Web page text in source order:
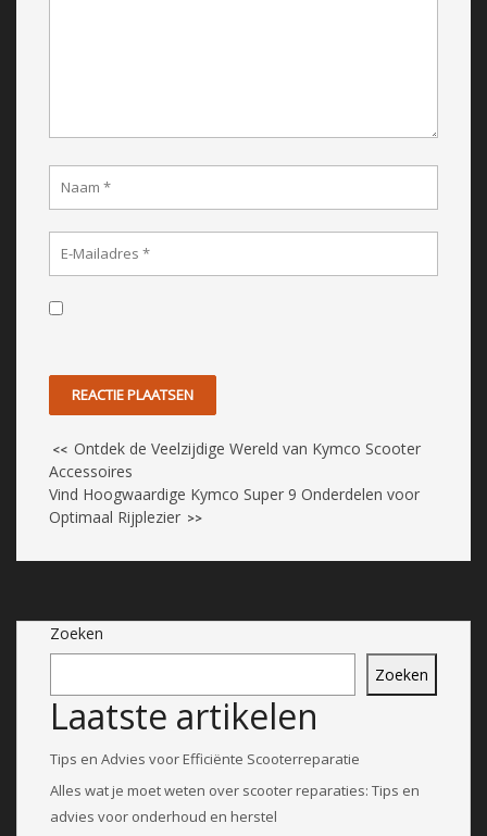
<< Ontdek de Veelzijdige Wereld van Kymco Scooter
Accessoires
Vind Hoogwaardige Kymco Super 9 Onderdelen voor
Optimaal Rijplezier >>
Zoeken
Zoeken
Laatste artikelen
Tips en Advies voor Efficiënte Scooterreparatie
Alles wat je moet weten over scooter reparaties: Tips en
advies voor onderhoud en herstel